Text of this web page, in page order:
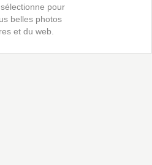
pour
belles photos
et du web.